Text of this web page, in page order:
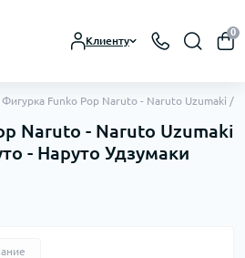
Клиенту
0
Фигурка Funko Pop Naruto - Naruto Uzumaki /
Naruto - Naruto Uzumaki
- Наруто Удзумаки